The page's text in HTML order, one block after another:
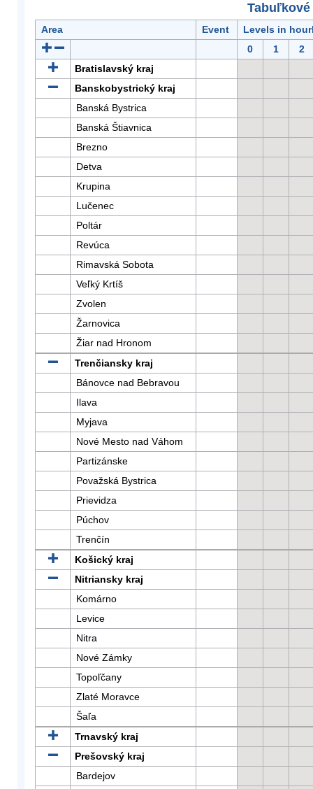
Area Event
Levels in
0
1
2
Bratislavský kraj
Banskobystrický kraj
Banská Bystrica
Banská Štiavnica
Brezno
Detva
Krupina
Lučenec
Poltár
Revúca
Rimavská Sobota
Veľký Krtíš
Zvolen
Žarnovica
Žiar nad Hronom
Trenčiansky kraj
Bánovce nad Bebravou
Ilava
Myjava
Nové Mesto nad Váhom
Partizánske
Považská Bystrica
Prievidza
Púchov
Trenčín
Košický kraj
Nitriansky kraj
Komárno
Levice
Nitra
Nové Zámky
Topoľčany
Zlaté Moravce
Šaľa
Trnavský kraj
Prešovský kraj
Bardejov